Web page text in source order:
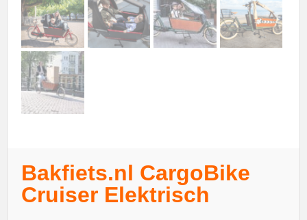
Bakfiets.nl CargoBike
Cruiser Elektrisch